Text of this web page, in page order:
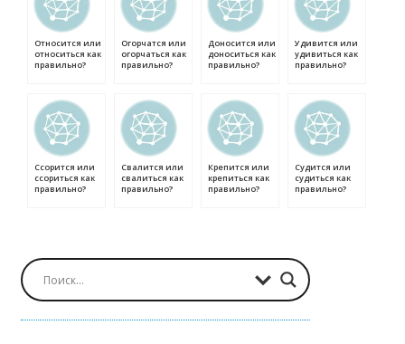
Относится или
относиться как
правильно?
Огорчатся или
огорчаться как
правильно?
Доносится или
доноситься как
правильно?
Удивится или
удивиться как
правильно?
Ссорится или
ссориться как
правильно?
Свалится или
свалиться как
правильно?
Крепится или
крепиться как
правильно?
Судится или
судиться как
правильно?